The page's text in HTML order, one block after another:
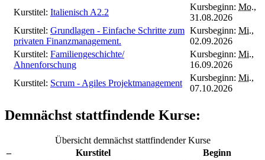
Kurstitel: Italienisch A2.2
Kursbeginn: Mo.,
31.08.2026
Kurstitel: Grundlagen - Einfache Schritte zum
privaten Finanzmanagement.
Kursbeginn: Mi.,
02.09.2026
Kurstitel: Familiengeschichte/
Ahnenforschung
Kursbeginn: Mi.,
16.09.2026
Kurstitel: Scrum - Agiles Projektmanagement
Kursbeginn: Mi.,
07.10.2026
Demnächst stattfindende Kurse:
Übersicht demnächst stattfindender Kurse
–
Kurstitel
Beginn